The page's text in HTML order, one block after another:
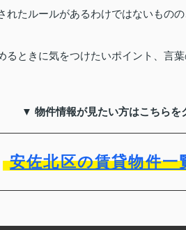
れたルールがあるわけではないもの
るときに気をつけたいポイント、言
▼ 物件情報が見たい方はこちらを
安佐北区の賃貸物件一